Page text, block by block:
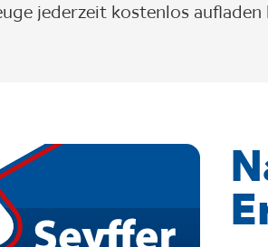
jederzeit kostenlos aufladen